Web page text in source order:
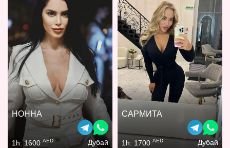
НОННА
1h: 1600 AED Дубай
САРМИТА
1h: 1700 AED Дубай